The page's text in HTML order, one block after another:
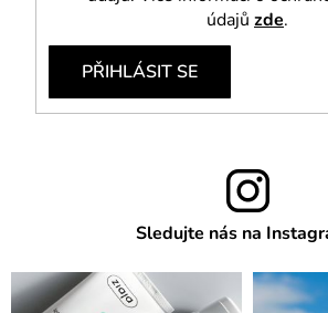
údajů zde.
PŘIHLÁSIT SE
Sledujte nás na